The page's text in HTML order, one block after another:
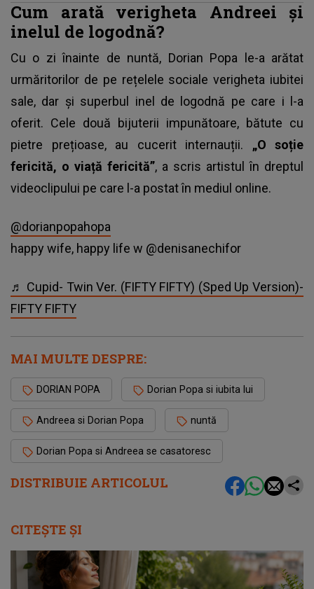
DISTRIBUIE ARTICOLUL
Cum arată verigheta Andreei și
inelul de logodnă?
Cu o zi înainte de nuntă, Dorian Popa le-a arătat
urmăritorilor de pe rețelele sociale verigheta iubitei
sale, dar și superbul inel de logodnă pe care i l-a
oferit. Cele două bijuterii impunătoare, bătute cu
pietre prețioase, au cucerit internauții. „O soție
fericită, o viață fericită”, a scris artistul în dreptul
videoclipului pe care l-a postat în mediul online.
@dorianpopahopa
happy wife, happy life w @denisanechifor
♬ Cupid- Twin Ver. (FIFTY FIFTY) (Sped Up Version)-
FIFTY FIFTY
MAI MULTE DESPRE:
DORIAN POPA Dorian Popa si iubita lui
Andreea si Dorian Popa nuntă
Dorian Popa si Andreea se casatoresc
CITEȘTE ȘI